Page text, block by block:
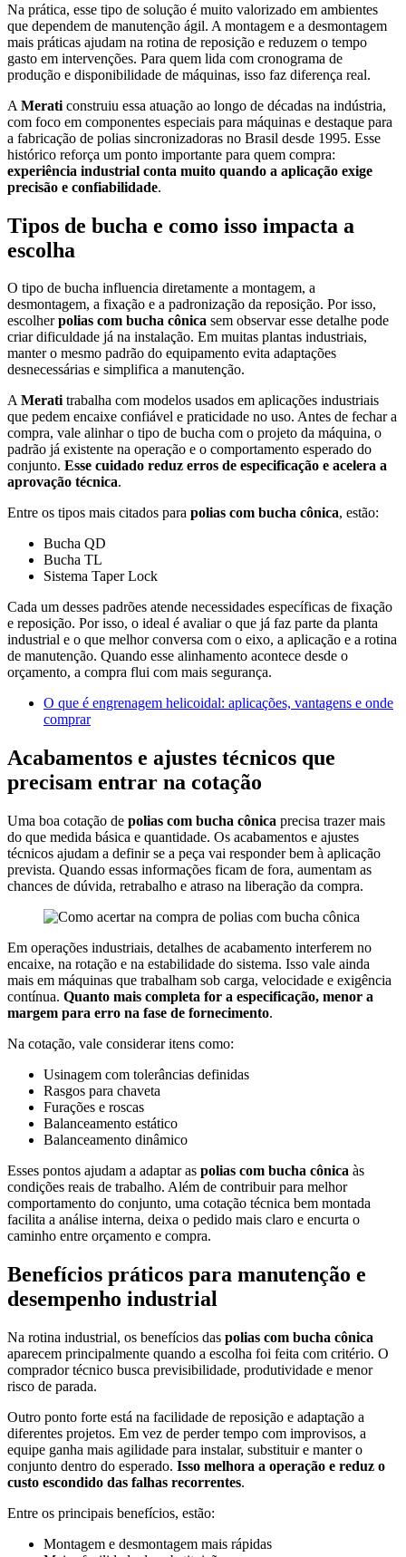
Na prática, esse tipo de solução é muito valorizado em ambientes
que dependem de manutenção ágil. A montagem e a desmontagem
mais práticas ajudam na rotina de reposição e reduzem o tempo
gasto em intervenções. Para quem lida com cronograma de
produção e disponibilidade de máquinas, isso faz diferença real.
A Merati construiu essa atuação ao longo de décadas na indústria,
com foco em componentes especiais para máquinas e destaque para
a fabricação de polias sincronizadoras no Brasil desde 1995. Esse
histórico reforça um ponto importante para quem compra:
experiência industrial conta muito quando a aplicação exige
precisão e confiabilidade.
Tipos de bucha e como isso impacta a
escolha
O tipo de bucha influencia diretamente a montagem, a
desmontagem, a fixação e a padronização da reposição. Por isso,
escolherpolias com bucha cônica sem observar esse detalhe pode
criar dificuldade já na instalação. Em muitas plantas industriais,
manter o mesmo padrão do equipamento evita adaptações
desnecessárias e simplifica a manutenção.
AMeratitrabalha com modelos usados em aplicações industriais
que pedem encaixe confiável e praticidade no uso. Antes de fechar a
compra, vale alinhar o tipo de bucha com o projeto da máquina, o
padrão já existente na operação e o comportamento esperado do
conjunto. Esse cuidado reduz erros de especificação e acelera a
aprovação técnica.
Entre os tipos mais citados para polias com bucha cônica, estão:
Bucha QD
Bucha TL
Sistema Taper Lock
Cada um desses padrões atende necessidades específicas de fixação
e reposição. Por isso, o ideal é avaliar o que já faz parte da planta
industrial e o que melhor conversa com o eixo, a aplicação e a rotina
de manutenção. Quando esse alinhamento acontece desde o
orçamento, a compra flui com mais segurança.
O que é engrenagem helicoidal: aplicações, vantagens e onde
comprar
Acabamentos e ajustes técnicos que
precisam entrar na cotação
Uma boa cotação de polias com bucha cônica precisa trazer mais
do que medida básica e quantidade. Os acabamentos e ajustes
técnicos ajudam a definir se a peça vai responder bem à aplicação
prevista. Quando essas informações ficam de fora, aumentam as
chances de dúvida, retrabalho e atraso na liberação da compra.
Em operações industriais, detalhes de acabamento interferem no
encaixe, na rotação e na estabilidade do sistema. Isso vale ainda
mais em máquinas que trabalham sob carga, velocidade e exigência
contínua. Quanto mais completa for a especificação, menor a
margem para erro na fase de fornecimento.
Na cotação, vale considerar itens como:
Usinagem com tolerâncias definidas
Rasgos para chaveta
Furações e roscas
Balanceamento estático
Balanceamento dinâmico
Esses pontos ajudam a adaptar as polias com bucha cônica às
condições reais de trabalho. Além de contribuir para melhor
comportamento do conjunto, uma cotação técnica bem montada
facilita a análise interna, deixa o pedido mais claro e encurta o
caminho entre orçamento e compra.
Benefícios práticos para manutenção e
desempenho industrial
Na rotina industrial, os benefícios das polias com bucha cônica
aparecem principalmente quando a escolha foi feita com critério. O
comprador técnico busca previsibilidade, produtividade e menor
risco de parada.
Outro ponto forte está na facilidade de reposição e adaptação a
diferentes projetos. Em vez de perder tempo com improvisos, a
equipe ganha mais agilidade para instalar, substituir e manter o
conjunto dentro do esperado. Isso melhora a operação e reduz o
custo escondido das falhas recorrentes.
Entre os principais benefícios, estão:
Montagem e desmontagem mais rápidas